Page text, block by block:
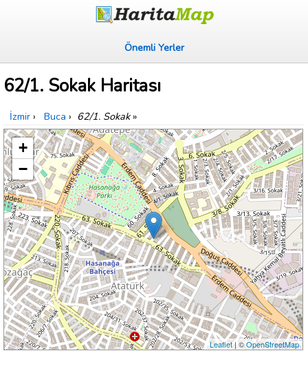
Önemli Yerler
62/1. Sokak Haritası
İzmir › Buca › 62/1. Sokak»
+
−
Leaflet| ©OpenStreetMap